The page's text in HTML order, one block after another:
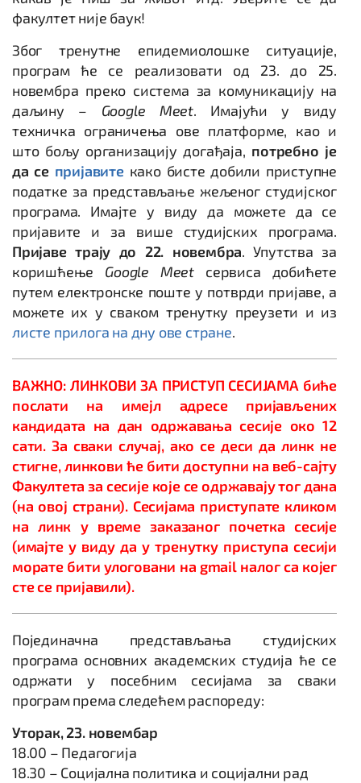
факултет није баук!
Због тренутне епидемиолошке ситуације,
програм ће се реализовати од 23. до 25.
новембра преко система за комуникацију на
даљину – Google Meet. Имајући у виду
техничка ограничења ове платформе, као и
што бољу организацију догађаја, потребно је
да се пријавитекако бисте добили приступне
податке за представљање жељеног студијског
програма. Имајте у виду да можете да се
пријавите и за више студијских програма.
Пријаве трају до 22. новембра. Упутства за
коришћење Google Meet сервиса добићете
путем електронске поште у потврди пријаве, а
можете их у сваком тренутку преузети и из
листе прилога на дну ове стране.
ВАЖНО: ЛИНКОВИ ЗА ПРИСТУП СЕСИЈАМА биће
послати на имејл адресе пријављених
кандидата на дан одржавања сесије око 12
сати. За сваки случај, ако се деси да линк не
стигне, линкови ће бити доступни на веб-сајту
Факултета за сесије које се одржавају тог дана
(на овој страни). Сесијама приступате кликом
на линк у време заказаног почетка сесије
(имајте у виду да у тренутку приступа сесији
морате бити улоговани на gmail налог са којег
сте се пријавили).
Појединачна представљања студијских
програма основних академских студија ће се
одржати у посебним сесијама за сваки
програм према следећем распореду:
Уторак, 23. новембар
18.00 – Педагогија
18.30 – Социјална политика и социјални рад